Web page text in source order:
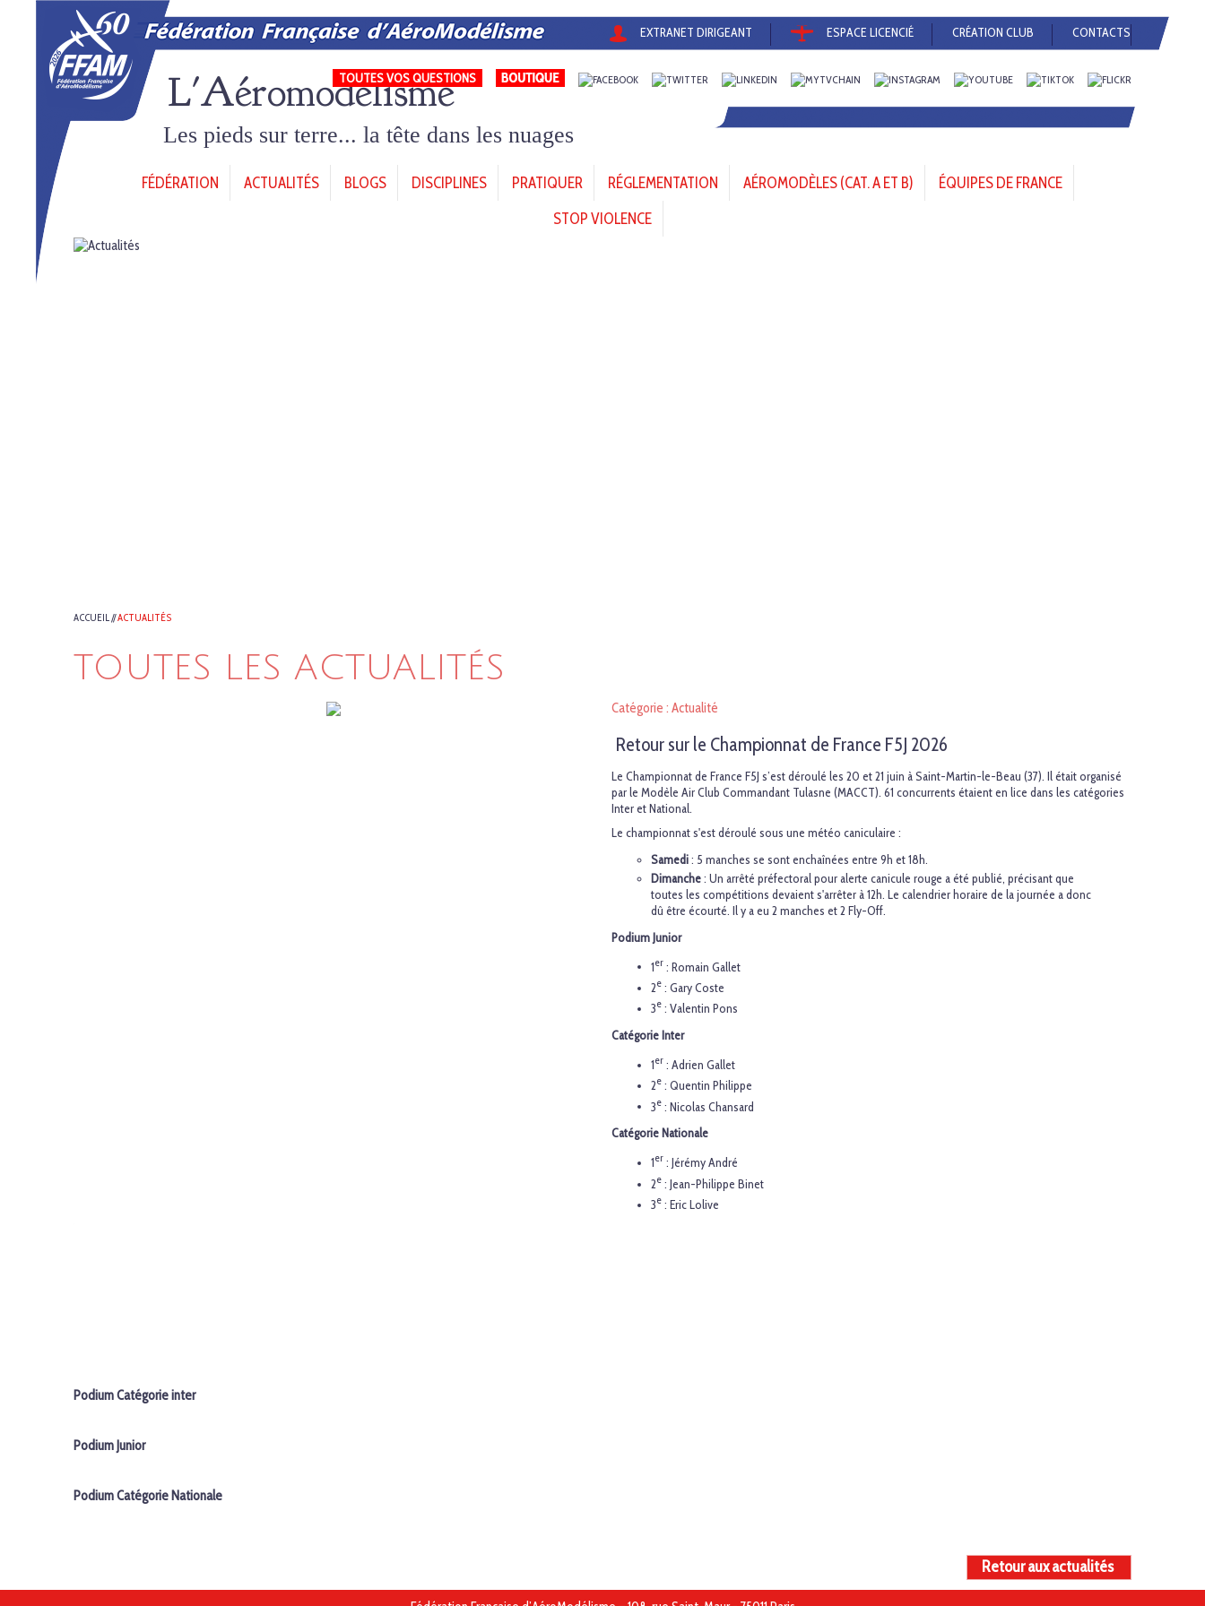
EXTRANET DIRIGEANT ESPACE LICENCIÉ CRÉATION CLUB CONTACTS
TOUTES VOS QUESTIONS
L'Aéromodélisme
Les pieds sur terre... la tête dans les nuages
FÉDÉRATION ACTUALITÉS BLOGS DISCIPLINES PRATIQUER RÉGLEMENTATION AÉROMODÈLES (CAT. A ET B)
ÉQUIPES DE FRANCE
STOP VIOLENCE
ACCUEIL//ACTUALITÉS
TOUTES LES ACTUALITÉS
Catégorie : Actualité
Retour sur le Championnat de France F5J 2026
Le Championnat de France F5J s’est déroulé les 20 et 21 juin à Saint-Martin-le-Beau (37). Il était organisé
par le Modèle Air Club Commandant Tulasne (MACCT). 61 concurrents étaient en lice dans les catégories
Inter et National.
Le championnat s'est déroulé sous une météo caniculaire :
Samedi: 5 manches se sont enchaînées entre 9h et 18h.
Dimanche: Un arrêté préfectoral pour alerte canicule rouge a été publié, précisant que
toutes les compétitions devaient s'arrêter à 12h. Le calendrier horaire de la journée a donc
dû être écourté. Il y a eu 2 manches et 2 Fly-Off.
Podium Junior
1er : Romain Gallet
2e : Gary Coste
3e : Valentin Pons
Catégorie Inter
1er : Adrien Gallet
2e : Quentin Philippe
3e : Nicolas Chansard
Catégorie Nationale
1er : Jérémy André
2e : Jean-Philippe Binet
3e : Eric Lolive
Podium Catégorie inter
Podium Junior
Podium Catégorie Nationale
Retour aux actualités